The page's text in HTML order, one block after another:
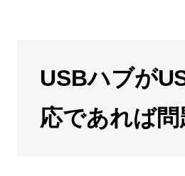
USBハブが
応であれば問